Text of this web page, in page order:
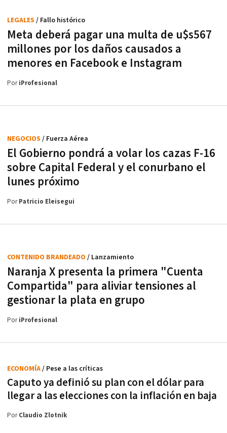
Meta deberá pagar una multa de u$s567
millones por los daños causados a
menores en Facebook e Instagram
LEGALES / Fallo histórico
PoriProfesional
El Gobierno pondrá a volar los cazas F-16
sobre Capital Federal y el conurbano el
lunes próximo
NEGOCIOS / Fuerza Aérea
PorPatricio Eleisegui
Naranja X presenta la primera "Cuenta
Compartida" para aliviar tensiones al
gestionar la plata en grupo
CONTENIDO BRANDEADO / Lanzamiento
PoriProfesional
Caputo ya definió su plan con el dólar para
llegar a las elecciones con la inflación en baja
ECONOMÍA/ Pese a las críticas
PorClaudio Zlotnik